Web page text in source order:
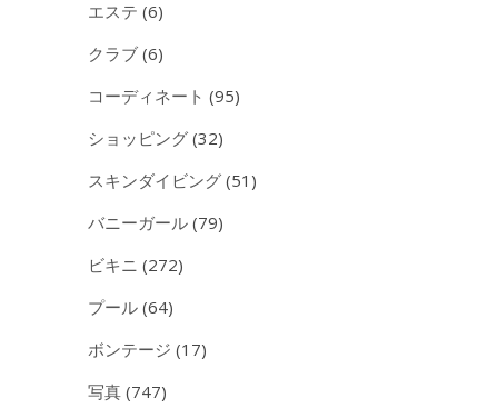
エステ (6)
クラブ (6)
コーディネート (95)
ショッピング (32)
スキンダイビング (51)
バニーガール (79)
ビキニ (272)
プール (64)
ボンテージ (17)
写真 (747)